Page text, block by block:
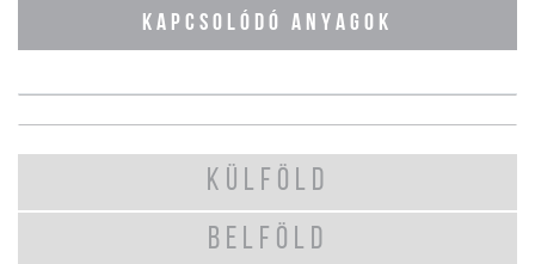
KAPCSOLÓDÓ ANYAGOK
KÜLFÖLD
BELFÖLD